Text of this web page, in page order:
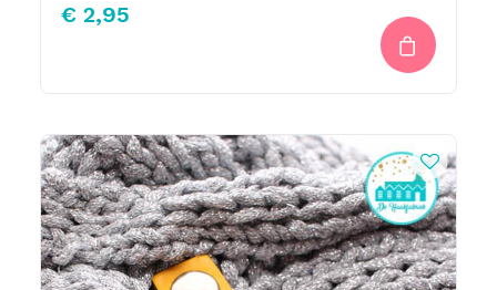
€ 2,95